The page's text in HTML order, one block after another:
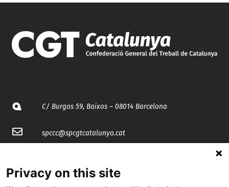
C/ Burgos 59, Baixos – 08014 Barcelona
spccc@spcgtcatalunya.cat
Privacy on this site